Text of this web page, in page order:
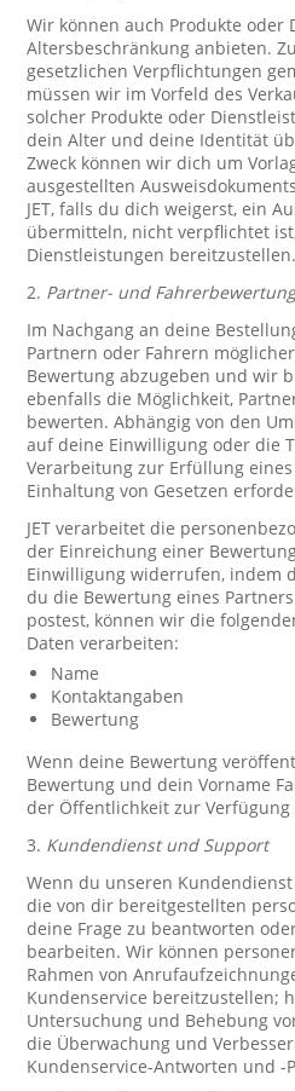
Wir können auch Produkte oder
Altersbeschränkung anbieten.
gesetzlichen Verpflichtungen
müssen wir im Vorfeld des
solcher Produkte oder
dein Alter und deine Identität
Zweck können wir dich um
ausgestellten
JET, falls du dich weigerst, ein
übermitteln, nicht verpflichtet
Dienstleistungen bereitzustellen.
2. Partner- und
Im Nachgang an deine
Partnern oder Fahrern
Bewertung abzugeben und wir
ebenfalls die Möglichkeit,
bewerten. Abhängig von den
auf deine Einwilligung oder die
Verarbeitung zur Erfüllung
Einhaltung von Gesetzen
JET verarbeitet die
der Einreichung einer
Einwilligung widerrufen, indem
du die Bewertung eines
postest, können wir die
Daten verarbeiten:
Name
Kontaktangaben
Bewertung
Wenn deine Bewertung
Bewertung und dein Vorname
der Öffentlichkeit zur
3. Kundendienst und Support
Wenn du unseren
die von dir bereitgestellten
deine Frage zu beantworten
bearbeiten. Wir können
Rahmen von
Kundenservice bereitzustellen;
Untersuchung und Behebung
die Überwachung und
Kundenservice-Antworten und -